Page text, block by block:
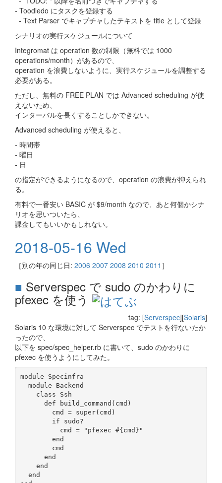
- Toodledo にタスクを登録する
- Text Parser でキャプチャしたテキストを title として登録
シナリオの実行スケジュールについて
Integromat は operation 数の制限（無料では 1000
operations/month）があるので、
operation を浪費しないように、実行スケジュールを調整する
必要がある。
ただし、無料の FREE PLAN では Advanced scheduling が使
えないため、
インターバルを長くすることしかできない。
Advanced scheduling が使えると、
- 時間帯
- 曜日
- 日
の指定ができるようになるので、operation の浪費が抑えられ
る。
有料で一番安い BASIC が $9/month なので、あと何個かシナ
リオを思いついたら、
課金してもいいかもしれない。
2018-05-16 Wed
［別の年の同じ日: 2006 2007 2008 2010 2011 ］
■ Serverspec で sudo のかわりに
pfexec を使う
tag: [Serverspec][Solaris]
Solaris 10 な環境に対して Serverspec でテストを行ないたか
ったので、
以下を spec/spec_helper.rb に書いて、sudo のかわりに
pfexec を使うようにしてみた。
module Specinfra
  module Backend
    class Ssh
      def build_command(cmd)
        cmd = super(cmd)
        if sudo?
          cmd = "pfexec #{cmd}"
        end
        cmd
      end
    end
  end